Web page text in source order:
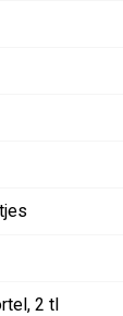
2 tl